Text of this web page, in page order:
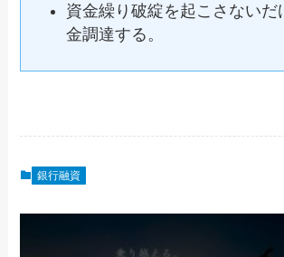
資金繰り破綻を起こさないだ
金調達する。
銀行融資